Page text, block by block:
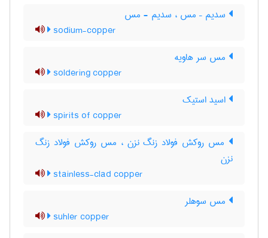
سدیم – مس ، سدیم - مس
sodium-copper
مس سر هاویه
soldering copper
اسید استیک
spirits of copper
مس روکش فولاد زنگ نزن ، مس روکش فولاد زنگ
‌نزن
stainless-clad copper
مس سوهلر
suhler copper